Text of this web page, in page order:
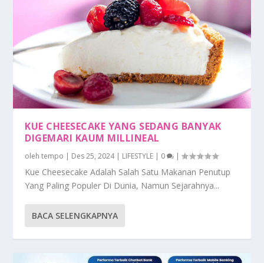
KUE CHEESECAKE YANG SEDANG BANYAK
DIGEMARI KAUM MILLINEAL
olehtempo | Des 25, 2024| LIFESTYLE | 0 |
Kue Cheesecake Adalah Salah Satu Makanan Penutup
Yang Paling Populer Di Dunia, Namun Sejarahnya...
BACA SELENGKAPNYA